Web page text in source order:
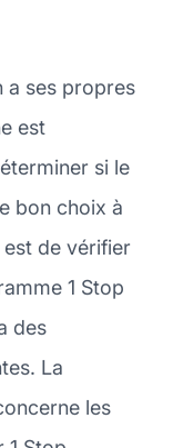
a ses propres
est
si le
bon choix à
de vérifier
1 Stop
des
La
les